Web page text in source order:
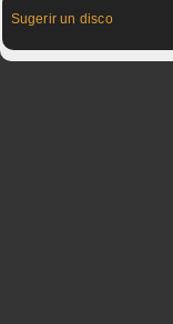
Sugerir un disco